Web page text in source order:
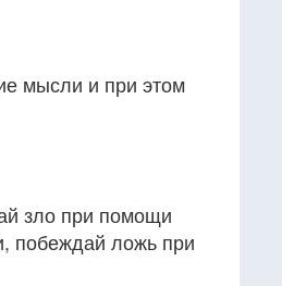
мысли и при этом
зло при помощи
побеждай ложь при